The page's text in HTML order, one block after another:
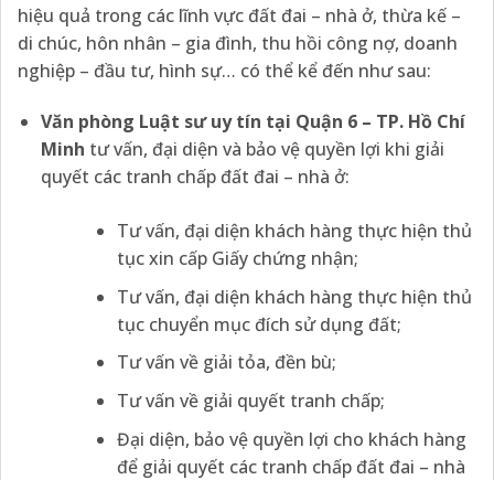
hiệu quả trong các lĩnh vực đất đai – nhà ở, thừa kế –
di chúc, hôn nhân – gia đình, thu hồi công nợ, doanh
nghiệp – đầu tư, hình sự… có thể kể đến như sau:
Văn phòng Luật sư uy tín tại Quận 6 – TP. Hồ Chí
Minh tư vấn, đại diện và bảo vệ quyền lợi khi giải
quyết các tranh chấp đất đai – nhà ở:
Tư vấn, đại diện khách hàng thực hiện thủ
tục xin cấp Giấy chứng nhận;
Tư vấn, đại diện khách hàng thực hiện thủ
tục chuyển mục đích sử dụng đất;
Tư vấn về giải tỏa, đền bù;
Tư vấn về giải quyết tranh chấp;
Đại diện, bảo vệ quyền lợi cho khách hàng
để giải quyết các tranh chấp đất đai – nhà